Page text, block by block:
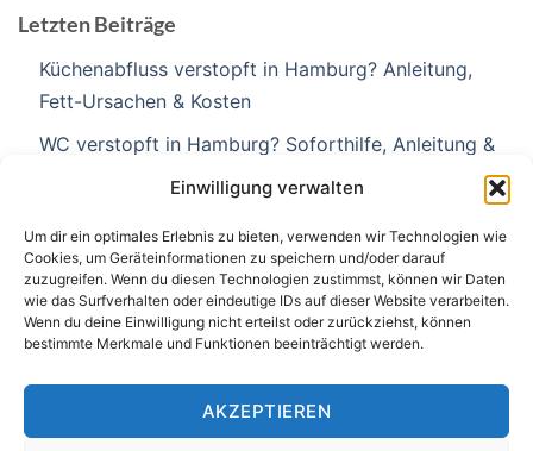
Einwilligung verwalten
Um dir ein optimales Erlebnis zu bieten, verwenden wir Technologien wie
Cookies, um Geräteinformationen zu speichern und/oder darauf
zuzugreifen. Wenn du diesen Technologien zustimmst, können wir Daten
wie das Surfverhalten oder eindeutige IDs auf dieser Website verarbeiten.
Wenn du deine Einwilligung nicht erteilst oder zurückziehst, können
bestimmte Merkmale und Funktionen beeinträchtigt werden.
AKZEPTIEREN
Letzten Beiträge
Küchenabfluss verstopft in Hamburg? Anleitung,
Fett-Ursachen & Kosten
WC verstopft in Hamburg? Soforthilfe, Anleitung &
Kosten 2026
Abfluss verstopft – was tun? Anleitung in 6 Schritten
(Hamburg)
Notdienst für Wohnen und Gewerbe